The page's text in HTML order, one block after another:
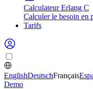
Calculateur Erlang C
Calculer le besoin en
Tarifs
EnglishDeutschFrançais
Demo